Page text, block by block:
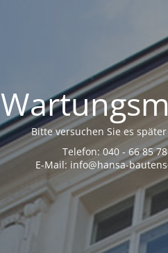
Bitte versuchen Sie es
Telefon: 040 - 66 85
E-Mail: info@hansa-